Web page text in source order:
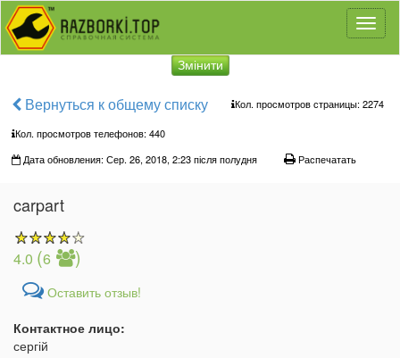
Змінити
Вернуться к общему списку Кол. просмотров страницы: 2274
Кол. просмотров телефонов: 440
Дата обновления: Сер. 26, 2018, 2:23 після полудня
Распечатать
carpart
4.0 (6 )
Оставить отзыв!
Контактное лицо:
сергій